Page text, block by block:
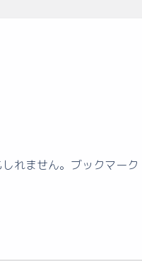
れません。ブックマーク